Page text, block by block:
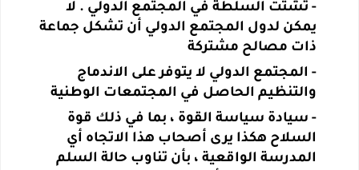
- تشتت السلطة في المجتمع الدولي . لا
يمكن لدول المجتمع الدولي أن تشكل جماعة
ذات مصالح مشتركة
- المجتمع الدولي لا يتوفر على الاندماج
والتنظيم الحاصل في المجتمعات الوطنية
- سيادة سياسة القوة ، بما في ذلك قوة
السلاح هكذا يرى أصحاب هذا الاتجاه أي
المدرسة الواقعية ، بأن تناوب حالة السلم